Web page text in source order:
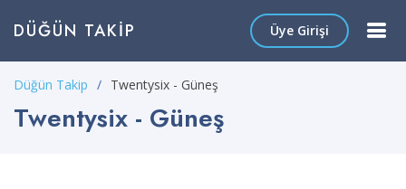
DÜĞÜN TAKIP Üye Girişi
Düğün Takip Twentysix - Güneş
Twentysix - Güneş